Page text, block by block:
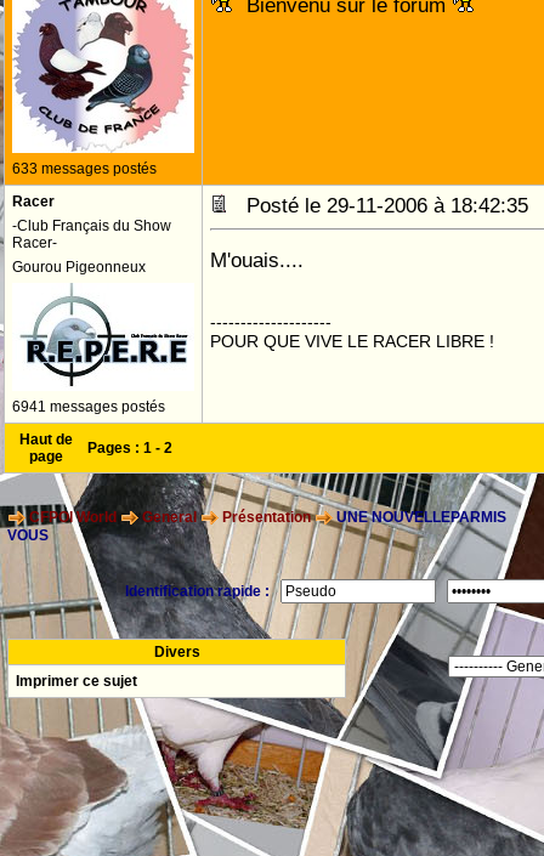
633 messages postés
Bienvenu sur le forum
Racer
-Club Français du Show
Racer-
Gourou Pigeonneux
6941 messages postés
Posté le 29-11-2006 à
M'ouais....
--------------------
POUR QUE VIVE LE RACER LIBRE !
Haut de
page
Pages : 1 - 2
CFPOI World General Présentation
UNE NOUVELLEPARMIS
VOUS
Identification rapide :
Divers
Imprimer ce sujet